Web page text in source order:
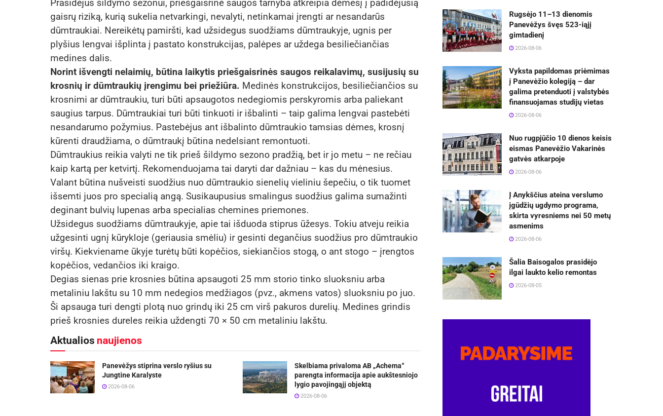
Prasidėjus šildymo sezonui, priešgaisrinė saugos tarnyba atkreipia dėmesį į padidėjusią
gaisrų riziką, kurią sukelia netvarkingi, nevalyti, netinkamai įrengti ar nesandarūs
dūmtraukiai. Nereikėtų pamiršti, kad užsidegus suodžiams dūmtraukyje, ugnis per
plyšius lengvai išplinta į pastato konstrukcijas, palėpes ar uždega besiliečiančias
medines dalis.
Norint išvengti nelaimių, būtina laikytis priešgaisrinės saugos reikalavimų, susijusių su
krosnių ir dūmtraukių įrengimu bei priežiūra. Medinės konstrukcijos, besiliečiančios su
krosnimi ar dūmtraukiu, turi būti apsaugotos nedegiomis perskyromis arba paliekant
saugius tarpus. Dūmtraukiai turi būti tinkuoti ir išbalinti – taip galima lengvai pastebėti
nesandarumo požymius. Pastebėjus ant išbalinto dūmtraukio tamsias dėmes, krosnį
kūrenti draudžiama, o dūmtraukį būtina nedelsiant remontuoti.
Dūmtraukius reikia valyti ne tik prieš šildymo sezono pradžią, bet ir jo metu – ne rečiau
kaip kartą per ketvirtį. Rekomenduojama tai daryti dar dažniau – kas du mėnesius.
Valant būtina nušveisti suodžius nuo dūmtraukio sienelių vieliniu šepečiu, o tik tuomet
išsemti juos pro specialią angą. Susikaupusius smalingus suodžius galima sumažinti
deginant bulvių lupenas arba specialias chemines priemones.
Užsidegus suodžiams dūmtraukyje, apie tai išduoda stiprus ūžesys. Tokiu atveju reikia
užgesinti ugnį kūrykloje (geriausia smėliu) ir gesinti degančius suodžius pro dūmtraukio
viršų. Kiekviename ūkyje turėtų būti kopėčios, siekiančios stogą, o ant stogo – įrengtos
kopėčios, vedančios iki kraigo.
Degias sienas prie krosnies būtina apsaugoti 25 mm storio tinko sluoksniu arba
metaliniu lakštu su 10 mm nedegios medžiagos (pvz., akmens vatos) sluoksniu po juo.
Ši apsauga turi dengti plotą nuo grindų iki 25 cm virš pakuros durelių. Medines grindis
prieš krosnies dureles reikia uždengti 70 × 50 cm metaliniu lakštu.
Aktualios naujienos
Panevėžys stiprina verslo ryšius su
Jungtine Karalyste
2026-08-06
Skelbiama privaloma AB „Achema“
parengta informacija apie aukštesniojo
lygio pavojingąjį objektą
2026-08-06
Rugsėjo 11–13 dienomis
Panevėžys švęs 523-iąjį
gimtadienį
2026-08-06
Vyksta papildomas priėmimas
į Panevėžio kolegiją – dar
galima pretenduoti į valstybės
finansuojamas studijų vietas
2026-08-06
Nuo rugpjūčio 10 dienos keisis
eismas Panevėžio Vakarinės
gatvės atkarpoje
2026-08-06
Į Anykščius ateina verslumo
įgūdžių ugdymo programa,
skirta vyresniems nei 50 metų
asmenims
2026-08-06
Šalia Baisogalos prasidėjo
ilgai laukto kelio remontas
2026-08-05